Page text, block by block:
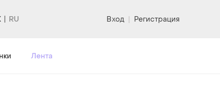
Вход | Регистрация
Лента